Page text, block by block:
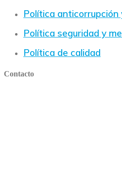
Política
Política seguridad y
Política de calidad
Contacto